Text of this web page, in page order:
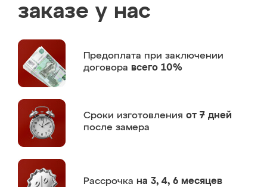
заказе у нас
Предоплата при заключении
договора всего 10%
Сроки изготовления от 7 дней
после замера
Рассрочка на 3, 4, 6 месяцев